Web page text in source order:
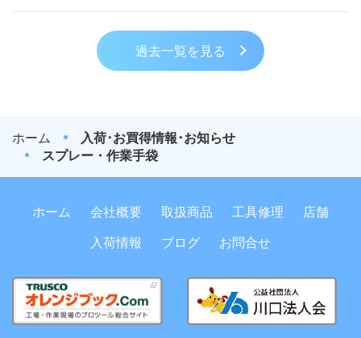
過去一覧を見る
ホーム
入荷･お買得情報･お知らせ
スプレー・作業手袋
ホーム 会社概要 取扱商品 工具修理
店舗
入荷情報
ブログ お問合せ